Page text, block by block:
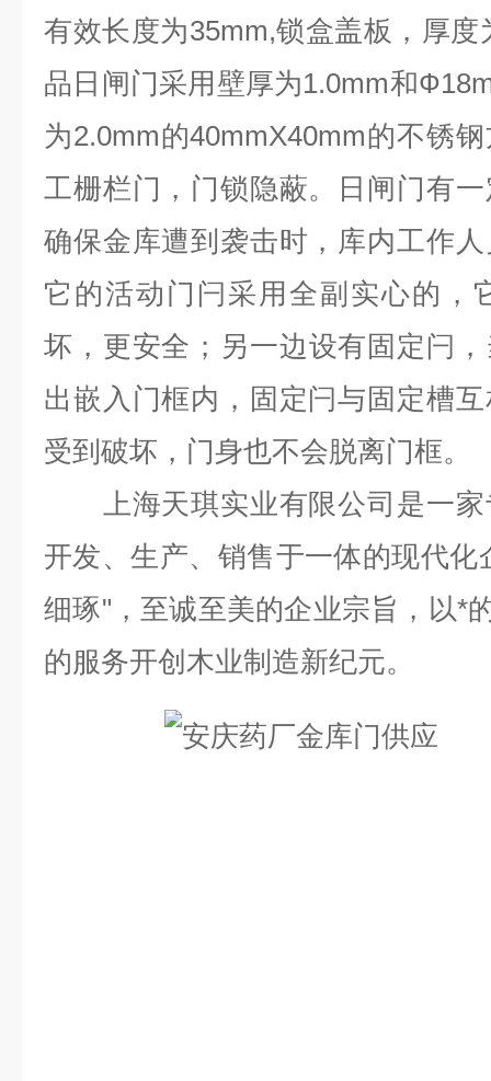
有效长度为35mm,锁盒盖板，厚度
品日闸门采用壁厚为1.0mm和Ф
为2.0mm的40mmX40mm的不锈
工栅栏门，门锁隐蔽。日闸门有
确保金库遭到袭击时，库内工作
它的活动门闩采用全副实心的，
坏，更安全；另一边设有固定闩
出嵌入门框内，固定闩与固定槽
受到破坏，门身也不会脱离门框。
上海天琪实业有限公司是一家
开发、生产、销售于一体的现代化
细琢"，至诚至美的企业宗旨，以*
的服务开创木业制造新纪元。